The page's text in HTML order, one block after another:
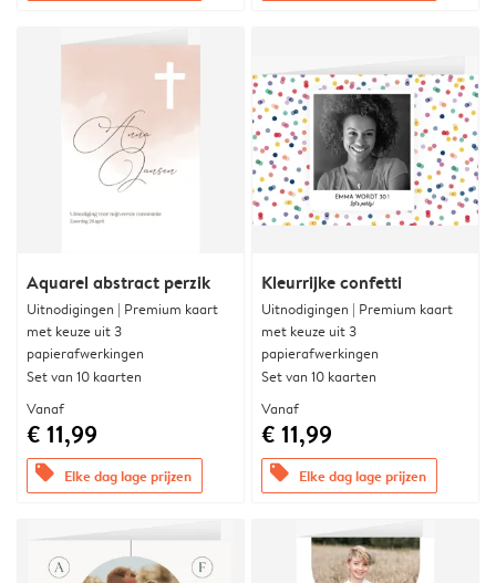
Aquarel abstract perzik
Uitnodigingen | Premium kaart
met keuze uit 3
papierafwerkingen
Set van 10 kaarten
Vanaf
€ 11,99
offers Elke dag lage prijzen
Kleurrijke confetti
Uitnodigingen | Premium kaart
met keuze uit 3
papierafwerkingen
Set van 10 kaarten
Vanaf
€ 11,99
offers Elke dag lage prijzen